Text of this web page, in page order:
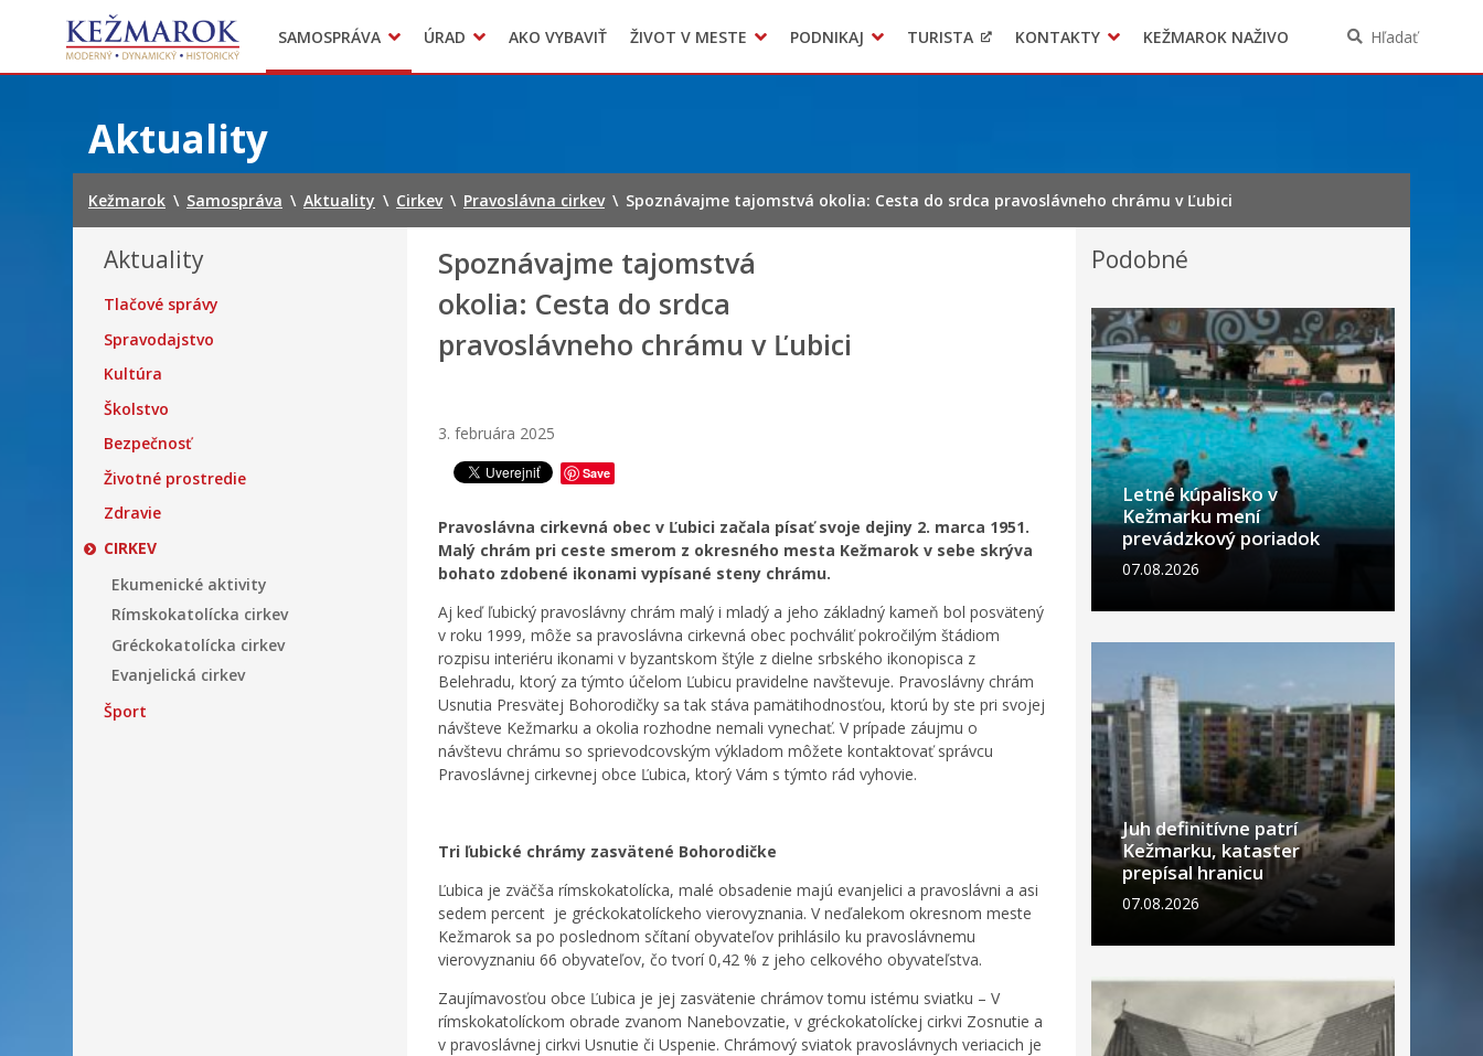
SAMOSPRÁVA
Mestská polícia
Geo informačný systém – Kežmarok
ÚRAD
Sekcie úradu
Oznamovanie podozrení z podvodov
AKO VYBAVIŤ ŽIVOT V MESTE
Triedený zber – NATUR – PACK
PODNIKAJ TURISTA KONTAKTY KEŽMAROK NAŽIVO Hľadať
Aktuality
Kežmarok \ Samospráva \ Aktuality \ Cirkev \ Pravoslávna cirkev \ Spoznávajme tajomstvá okolia: Cesta do srdca pravoslávneho chrámu v Ľubici
Aktuality
Tlačové správy
Spravodajstvo
Kultúra
Školstvo
Bezpečnosť
Životné prostredie
Zdravie
CIRKEV
Ekumenické aktivity
Rímskokatolícka cirkev
Gréckokatolícka cirkev
Evanjelická cirkev
Šport
Spoznávajme tajomstvá
okolia: Cesta do srdca
pravoslávneho chrámu v Ľubici
3. februára 2025
Save
Pravoslávna cirkevná obec v Ľubici začala písať svoje dejiny 2. marca 1951.
Malý chrám pri ceste smerom z okresného mesta Kežmarok v sebe skrýva
bohato zdobené ikonami vypísané steny chrámu.
Aj keď ľubický pravoslávny chrám malý i mladý a jeho základný kameň bol posvätený
v roku 1999, môže sa pravoslávna cirkevná obec pochváliť pokročilým štádiom
rozpisu interiéru ikonami v byzantskom štýle z dielne srbského ikonopisca z
Belehradu, ktorý za týmto účelom Ľubicu pravidelne navštevuje. Pravoslávny chrám
Usnutia Presvätej Bohorodičky sa tak stáva pamätihodnosťou, ktorú by ste pri svojej
návšteve Kežmarku a okolia rozhodne nemali vynechať. V prípade záujmu o
návštevu chrámu so sprievodcovským výkladom môžete kontaktovať správcu
Pravoslávnej cirkevnej obce Ľubica, ktorý Vám s týmto rád vyhovie.
Tri ľubické chrámy zasvätené Bohorodičke
Ľubica je zväčša rímskokatolícka, malé obsadenie majú evanjelici a pravoslávni a asi
sedem percent je gréckokatolíckeho vierovyznania. V neďalekom okresnom meste
Kežmarok sa po poslednom sčítaní obyvateľov prihlásilo ku pravoslávnemu
vierovyznaniu 66 obyvateľov, čo tvorí 0,42 % z jeho celkového obyvateľstva.
Zaujímavosťou obce Ľubica je jej zasvätenie chrámov tomu istému sviatku – V
rímskokatolíckom obrade zvanom Nanebovzatie, v gréckokatolíckej cirkvi Zosnutie a
v pravoslávnej cirkvi Usnutie či Uspenie. Chrámový sviatok pravoslávnych veriacich je
Podobné
Letné kúpalisko v
Kežmarku mení
prevádzkový poriadok
07.08.2026
Juh definitívne patrí
Kežmarku, kataster
prepísal hranicu
07.08.2026